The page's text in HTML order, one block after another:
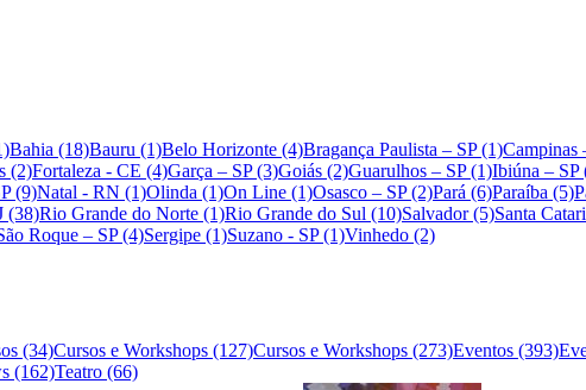
Bahia (18)Bauru (1)Belo Horizonte (4)Bragança Paulista – SP (1)Campinas
(2)Fortaleza - CE (4)Garça – SP (3)Goiás (2)Guarulhos – SP (1)Ibiúna – SP
(9)Natal - RN (1)Olinda (1)On Line (1)Osasco – SP (2)Pará (6)Paraíba (5)
(38)Rio Grande do Norte (1)Rio Grande do Sul (10)Salvador (5)Santa
Roque – SP (4)Sergipe (1)Suzano - SP (1)Vinhedo (2)
(34)Cursos e Workshops (127)Cursos e Workshops (273)Eventos (393)
(162)Teatro (66)